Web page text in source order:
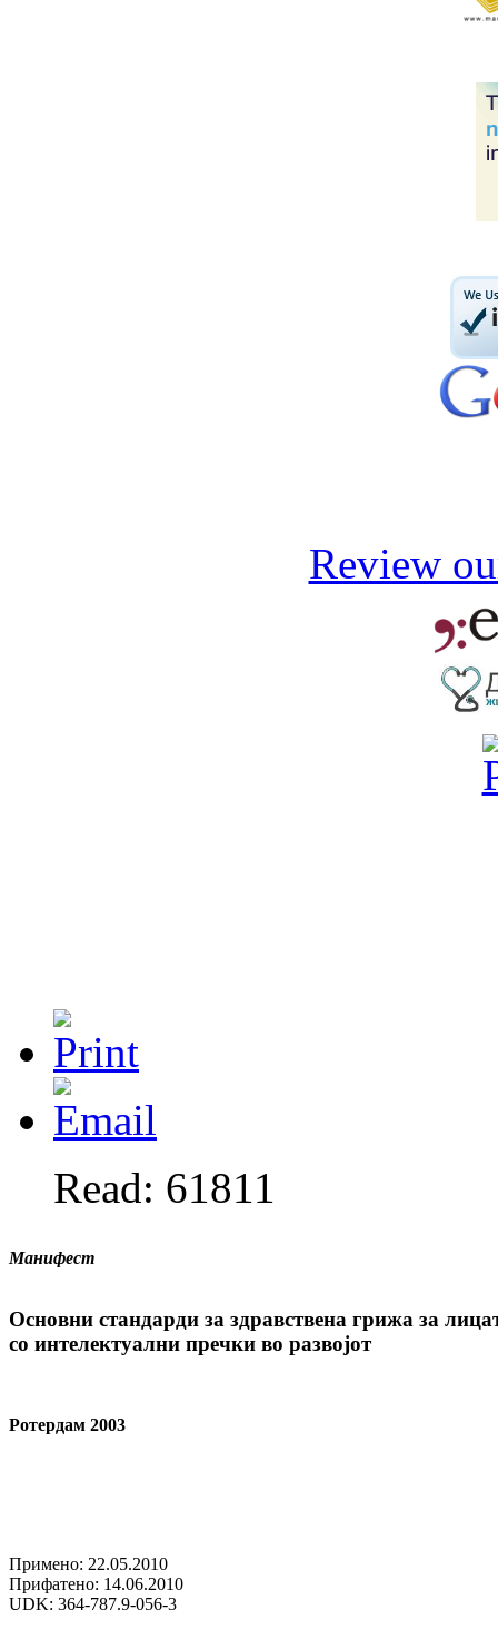
Review
Read: 61811
Манифест
Основни стандарди за здравствена грижа за
со интелектуални пречки во развојот
Ротердам 2003
Примено: 22.05.2010
Прифатено: 14.06.2010
UDK: 364-787.9-056-3